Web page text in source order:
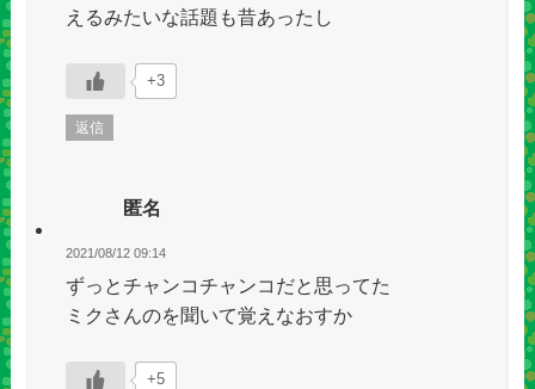
えるみたいな話題も昔あったし
+3
返信
匿名
2021/08/12 09:14
ずっとチャンコチャンコだと思ってた
ミクさんのを聞いて覚えなおすか
+5